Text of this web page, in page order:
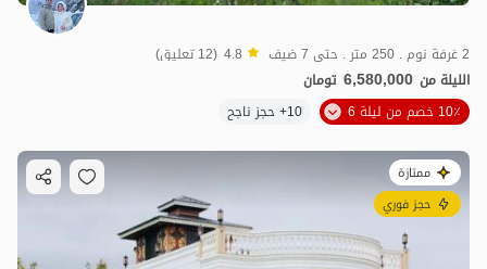
2 غرفة نوم . 250 متر . حتى 7 ضيف 4.8 (12 تعليق)
الليلة من 6,580,000 تومان
10٪ خصم من ليلة 6
10+ حجز ناجح
ممتازة
حجز فوري